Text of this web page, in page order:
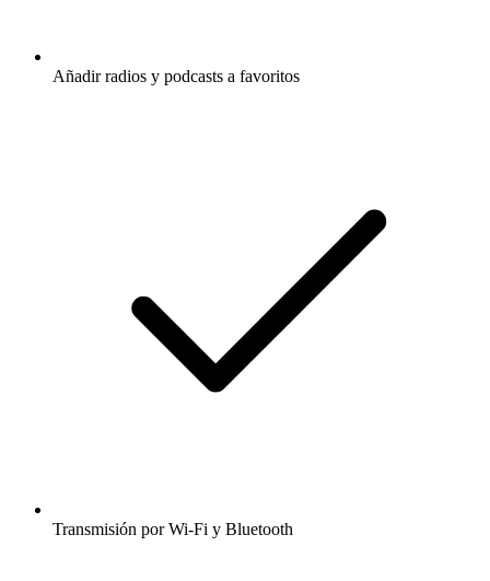
Añadir radios y podcasts a favoritos
Transmisión por Wi-Fi y Bluetooth